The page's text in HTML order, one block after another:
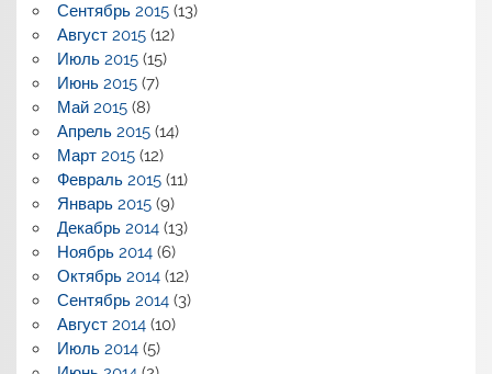
Сентябрь 2015(13)
Август 2015(12)
Июль 2015(15)
Июнь 2015(7)
Май 2015(8)
Апрель 2015(14)
Март 2015(12)
Февраль 2015(11)
Январь 2015(9)
Декабрь 2014(13)
Ноябрь 2014(6)
Октябрь 2014(12)
Сентябрь 2014(3)
Август 2014(10)
Июль 2014(5)